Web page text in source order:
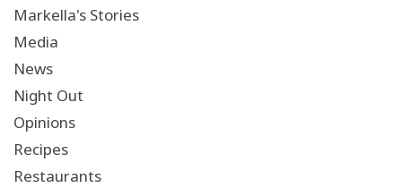
Markella's Stories
Media
News
Night Out
Opinions
Recipes
Restaurants